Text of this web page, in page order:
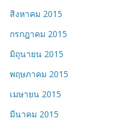
สิงหาคม 2015
กรกฎาคม 2015
มิถุนายน 2015
พฤษภาคม 2015
เมษายน 2015
มีนาคม 2015